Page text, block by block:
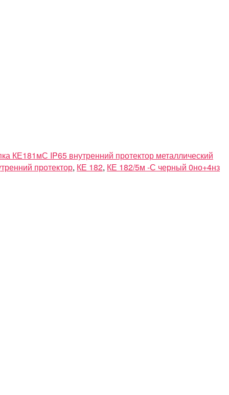
КЕ181мС IP65 внутренний протектор металлический
протектор, КЕ 182, КЕ 182/5м -С черный 0но+4нз